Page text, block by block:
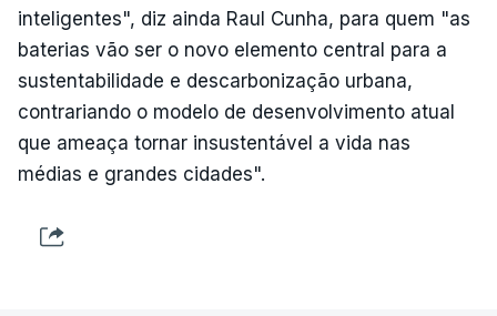
inteligentes", diz ainda Raul Cunha, para quem "as
baterias vão ser o novo elemento central para a
sustentabilidade e descarbonização urbana,
contrariando o modelo de desenvolvimento atual
que ameaça tornar insustentável a vida nas
médias e grandes cidades".